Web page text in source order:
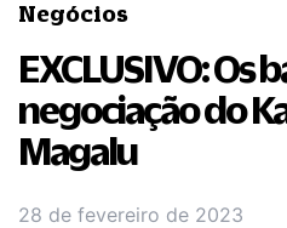
Negócios
EXCLUSIVO: Os
negociação do
Magalu
28 de fevereiro de 2023